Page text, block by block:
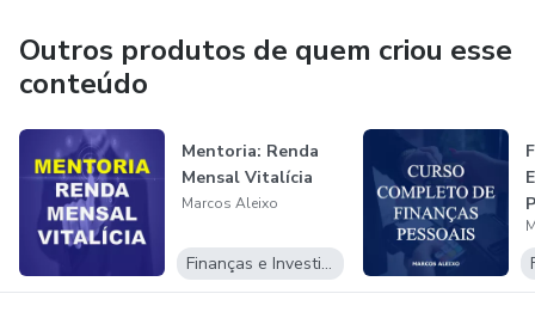
Agora, vou ajudar te também. Vem comigo!
Outros produtos de quem criou esse
conteúdo
Mentoria: Renda
Mensal Vitalícia
Marcos Aleixo
Finanças e Investimentos